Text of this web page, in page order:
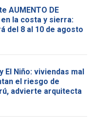
AUMENTO DE
en la costa y sierra:
del 8 al 10 de agosto
El Niño: viviendas mal
el riesgo de
advierte arquitecta